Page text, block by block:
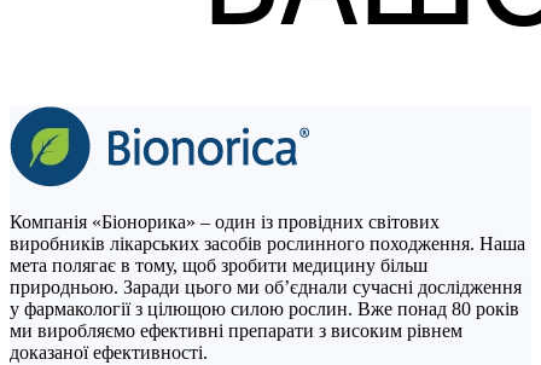
Компанія «Біонорика» ‒ один із провідних світових
виробників лікарських засобів рослинного походження. Наша
мета полягає в тому, щоб зробити медицину більш
природньою. Заради цього ми об’єднали сучасні дослідження
у фармакології з цілющою силою рослин. Вже понад 80 років
ми виробляємо ефективні препарати з високим рівнем
доказаної ефективності.